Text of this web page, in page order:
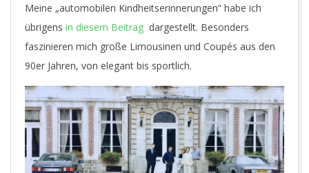
Meine „automobilen Kindheitserinnerungen“ habe ich
übrigens in diesem Beitrag dargestellt. Besonders
faszinieren mich große Limousinen und Coupés aus den
90er Jahren, von elegant bis sportlich.